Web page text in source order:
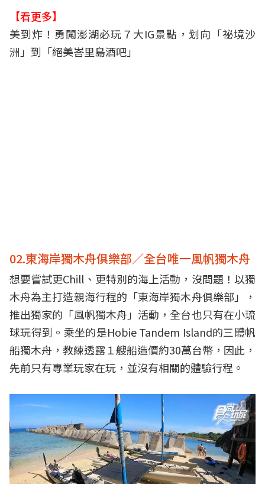
【看更多】
美到炸！勇闖澎湖必玩７大IG景點，划向「祕境沙
洲」到「絕美峇里島酒吧」
02.東海岸獨木舟俱樂部／全台唯一風帆獨木舟
想要嘗試更Chill、更特別的海上活動，沒問題！以獨
木舟為主打造親海行程的「東海岸獨木舟俱樂部」，
推出獨家的「風帆獨木舟」活動，全台也只有在小琉
球玩得到。乘坐的是Hobie Tandem Island的三體帆
船獨木舟，教練透露１艘船造價約30萬台幣，因此，
先前只有專業玩家在玩，並沒有相關的體驗行程。